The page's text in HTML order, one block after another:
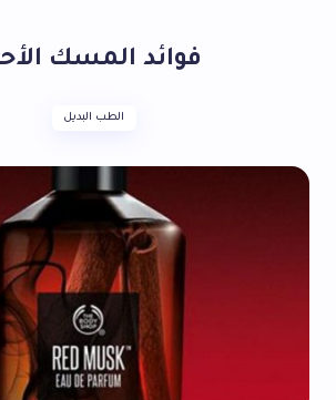
فوائد المسك
الطب البديل